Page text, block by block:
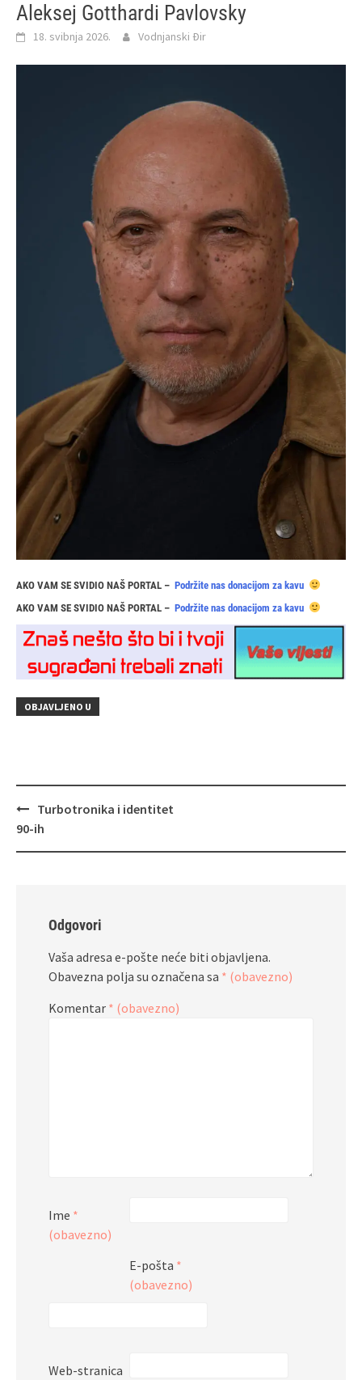
Aleksej Gotthardi Pavlovsky
18. svibnja 2026. Vodnjanski Đir
AKO VAM SE SVIDIO NAŠ PORTAL – Podržite nas donacijom za kavu
AKO VAM SE SVIDIO NAŠ PORTAL – Podržite nas donacijom za kavu
OBJAVLJENO U
Navigacija
objava
Turbotronika i identitet
90‑ih
Odgovori
Vaša adresa e-pošte neće biti objavljena.
Obavezna polja su označena sa * (obavezno)
Komentar * (obavezno)
Ime *
(obavezno)
E-pošta *
(obavezno)
Web-stranica